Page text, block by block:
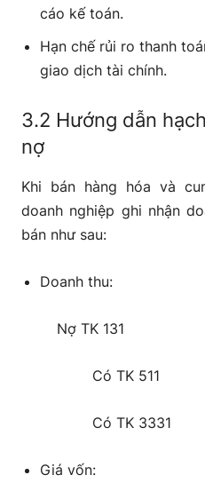
cáo kế toán.
Hạn chế rủi ro thanh
giao dịch tài chính.
3.2 Hướng dẫn
nợ
Khi bán hàng hóa và
doanh nghiệp ghi nhận
bán như sau:
Doanh thu:
Nợ TK 131
Có TK 511
Có TK 3331
Giá vốn: